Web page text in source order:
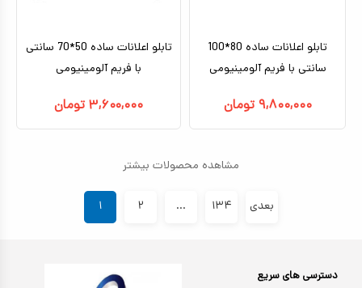
تابلو اعلانات ساده 80*100
سانتی با فریم آلومینیومی
۹,۸۰۰,۰۰۰ تومان
تابلو اعلانات ساده 50*70 سانتی
با فریم آلومینیومی
۳,۶۰۰,۰۰۰ تومان
مشاهده محصولات بیشتر
۱ ۲ ... ۱۳۴ بعدی
دسترسی های سریع